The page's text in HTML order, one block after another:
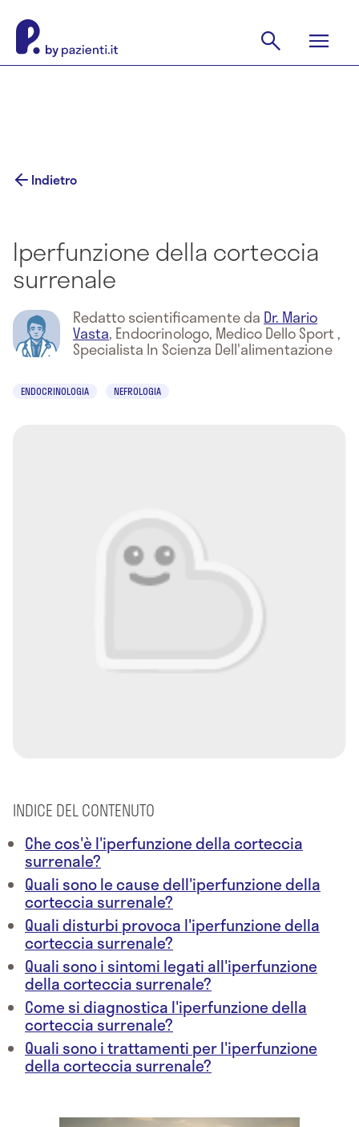
Indietro
Iperfunzione della corteccia
surrenale
Redatto scientificamente da Dr. Mario
Vasta, Endocrinologo, Medico Dello Sport ,
Specialista In Scienza Dell'alimentazione
ENDOCRINOLOGIA NEFROLOGIA
INDICE DEL CONTENUTO
Che cos'è l'iperfunzione della corteccia
surrenale?
Quali sono le cause dell'iperfunzione della
corteccia surrenale?
Quali disturbi provoca l'iperfunzione della
corteccia surrenale?
Quali sono i sintomi legati all'iperfunzione
della corteccia surrenale?
Come si diagnostica l'iperfunzione della
corteccia surrenale?
Quali sono i trattamenti per l'iperfunzione
della corteccia surrenale?